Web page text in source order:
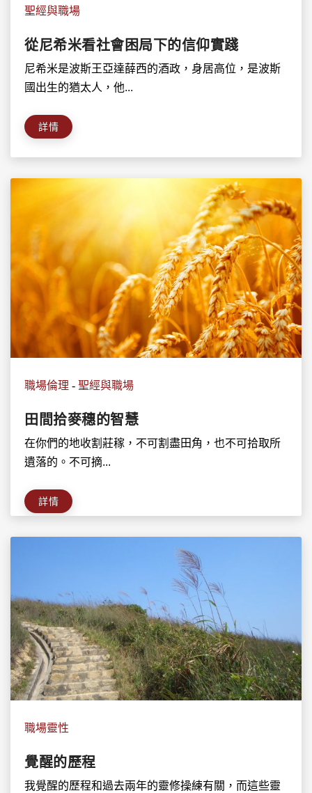
聖經與職場
從尼希米看社會困局下的信仰實踐
尼希米是波斯王亞達薛西的酒政，身居高位，是波斯
國出生的猶太人，他...
詳情
職場倫理 - 聖經與職場
田間拾麥穗的智慧
在你們的地收割莊稼，不可割盡田角，也不可拾取所
遺落的。不可摘...
詳情
職場靈性
覺醒的歷程
我覺醒的歷程和過去兩年的靈修操練有關，而這些靈